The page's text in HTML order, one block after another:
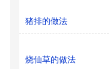
猪排的做法
烧仙草的做法